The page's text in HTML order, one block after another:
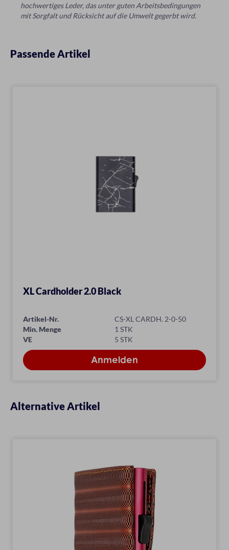
hochwertiges Leder, das unter guten Arbeitsbedingungen
mit Sorgfalt und Rücksicht auf die Umwelt gegerbt wird.
Passende Artikel
XL Cardholder 2.0 Black
Artikel-Nr.
CS-XL CARDH. 2-0-50
Min. Menge
1 STK
VE
5 STK
Alternative Artikel